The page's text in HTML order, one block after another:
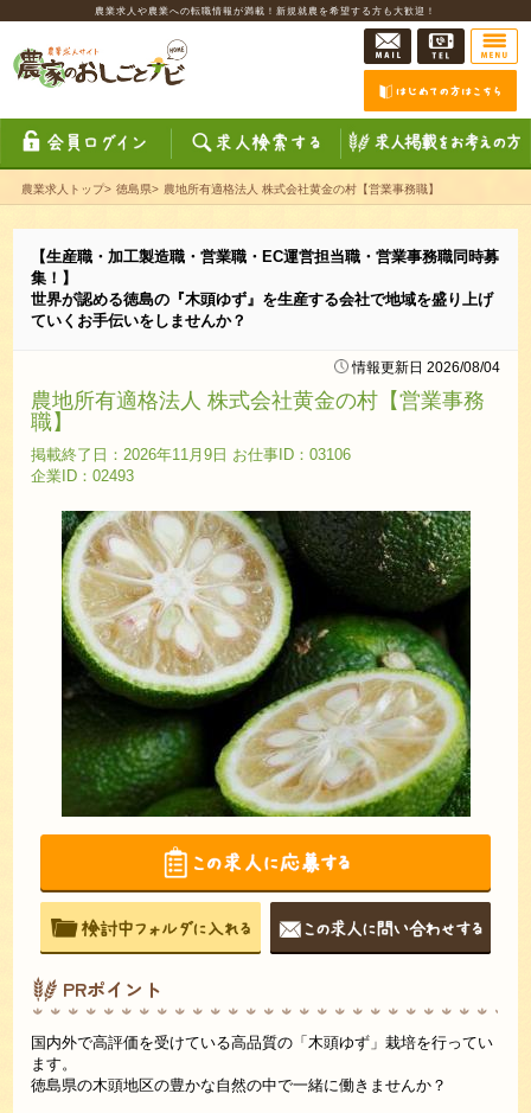
農業求人や農業への転職情報が満載！新規就農を希望する方も大歓迎！
農業求人トップ> 徳島県> 農地所有適格法人 株式会社黄金の村【営業事務職】
【生産職・加工製造職・営業職・EC運営担当職・営業事務職同時募
集！】
世界が認める徳島の『木頭ゆず』を生産する会社で地域を盛り上げ
ていくお手伝いをしませんか？
情報更新日 2026/08/04
農地所有適格法人 株式会社黄金の村【営業事務
職】
掲載終了日：2026年11月9日 お仕事ID：03106
企業ID：02493
PRポイント
国内外で高評価を受けている高品質の「木頭ゆず」栽培を行ってい
ます。
徳島県の木頭地区の豊かな自然の中で一緒に働きませんか？